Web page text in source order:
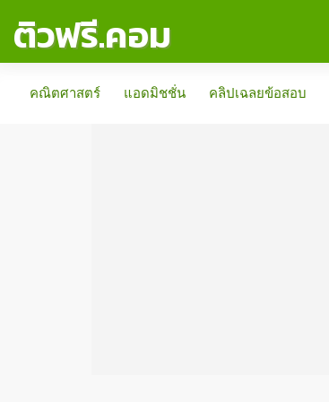
ติวฟรี.คอม
คณิตศาสตร์
แอดมิชชั่น คลิปเฉลยข้อสอบ